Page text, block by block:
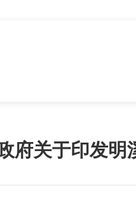
府关于印发明